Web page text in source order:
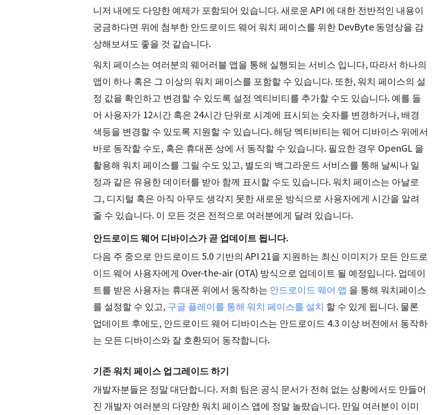
니저 내에도 다양한 예제가 포함되어 있습니다. 새로운 API 에 대한 전반적인 내용이
궁금하다면 위에 첨부한 안드로이드 웨어 워치 페이스를 위한 DevByte 동영상을 감
상해보셔도 좋을 것 같습니다.
워치 페이스는 여러분의 웨어러블 앱을 통해 실행되는 서비스 입니다, 따라서 하나의
앱이 하나 혹은 그 이상의 워치 페이스를 포함할 수 있습니다. 또한, 워치 페이스의 설
정 값을 확인하고 변경할 수 있도록 설정 엑티비티를 추가할 수도 있습니다. 예를 들
어 사용자가 12시간 혹은 24시간 단위로 시계에 표시되는 숫자를 변경하거나, 배경
색등을 변경할 수 있도록 지원할 수 있습니다. 해당 엑티비티는 웨어 디바이스 위에서
바로 동작할 수도, 혹은 휴대폰 상에 서 동작할 수 있습니다. 필요한 경우 OpenGL 을
활용해 워치 페이스를 그릴 수도 있고, 별도의 백그라운드 서비스를 통해 날씨나 일
정과 같은 유용한 데이터를 받아 함께 표시할 수도 있습니다. 워치 페이스는 아날로
그, 디지털 혹은 아직 아무도 생각지 못한 새로운 방식으로 사용자에게 시간을 알려
줄 수 있습니다. 이 모든 것은 전적으로 여러분에게 달려 있습니다.
안드로이드 웨어 디바이스가 곧 업데이트 됩니다.
다음 주 중으로 안드로이드 5.0 기반의 API 21을 지원하는 최신 이미지가 모든 안드로
이드 웨어 사용자에게 Over-the-air (OTA) 방식으로 업데이트 될 예정입니다. 업데이
트를 받은 사용자는 휴대폰 위에서 동작하는 안드로이드 웨어 앱 을 통해 워치페이스
를 설정할 수 있고, 구글 플레이를 통해 워치 페이스를 설치 할 수 있게 됩니다. 물론
업데이트 후에도, 안드로이드 웨어 디바이스는 안드로이드 4.3 이상 버전에서 동작하
는 모든 디바이스와 잘 호환되어 동작합니다.
기존 워치 페이스 업그레이드 하기
개발자분들은 정말 대단합니다. 저희 팀은 공식 문서가 전혀 없는 상황에서도 만들어
진 개발자 여러분의 다양한 워치 페이스 앱에 정말 놀랐습니다. 만일 여러분이 이미